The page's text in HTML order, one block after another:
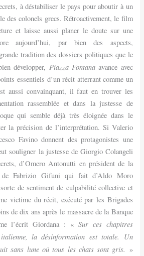
à déstabiliser le pays pour aboutir à un
des colonels grecs. Rétroactivement, le film
et laisse aussi planer le doute sur une
aujourd’hui, par bien des aspects,
tradition des dossiers politiques que le
développer, Piazza Fontanaavance avec
essentiels d’un récit atterrant comme un
aussi convainquant, il faut en trouver les
rassemblée et dans la justesse de
qui semble déjà très éloignée dans le
la précision de l’interprétation. Si Valerio
Favino donnent des protagonistes une
souligner la justesse de Giorgio Colangeli
d’Omero Antonutti en président de la
de Fabrizio Gifuni qui fait d’Aldo Moro
de sentiment de culpabilité collective et
victime du récit, exécuté par les Brigades
de dix ans après le massacre de la Banque
l’écrit Giordana : «Sur ces chapitres
la désinformation est totale. Un
sans lune où tous les chats sont gris. »